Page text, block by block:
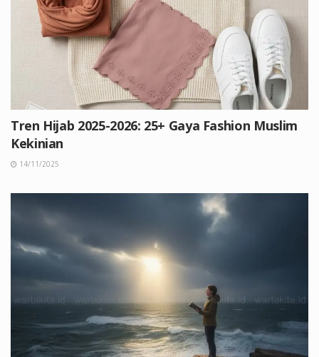
Tren Hijab 2025-2026: 25+ Gaya Fashion Muslim
Kekinian
14/11/2025